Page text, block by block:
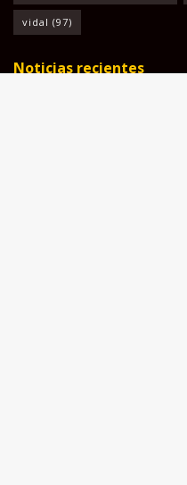
vidal (97)
Noticias recientes